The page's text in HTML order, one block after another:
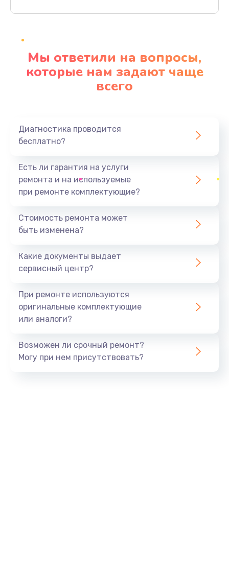
Заказать
Профилактическая чистка
Заказать
1440 руб.
Ремонт южного моста
Замена батарейки BIOS
Заказать
Мы ответили на вопросы,
которые нам задают чаще
всего
Диагностика проводится
бесплатно?
Есть ли гарантия на услуги
ремонта и на используемые
при ремонте комплектующие?
Стоимость ремонта может
быть изменена?
Какие документы выдает
сервисный центр?
При ремонте используются
оригинальные комплектующие
или аналоги?
Возможен ли срочный ремонт?
Могу при нем присутствовать?